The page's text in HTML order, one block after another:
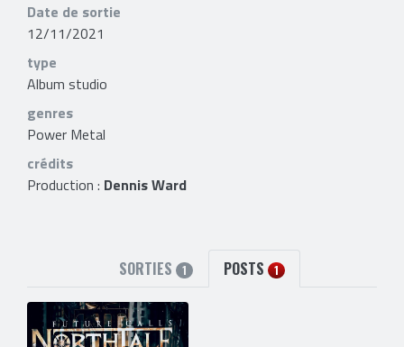
Date de sortie
12/11/2021
type
Album studio
genres
Power Metal
crédits
Production : Dennis Ward
SORTIES 1 POSTS 1